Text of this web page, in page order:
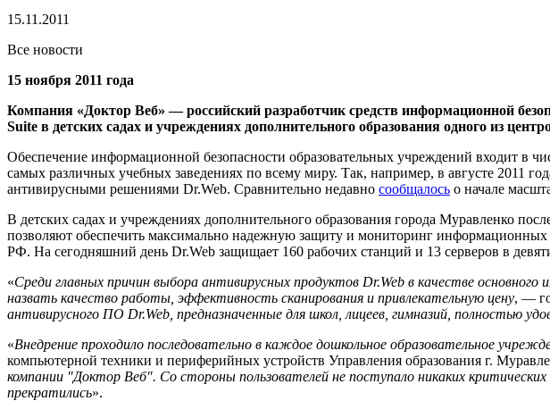
15.11.2011
Все новости
15 ноября 2011 года
Компания «Доктор Веб» — российский разработчик средств информационной
Suite в детских садах и учреждениях дополнительного образования одного из
Обеспечение информационной безопасности образовательных учреждений входит в
самых различных учебных заведениях по всему миру. Так, например, в августе 2011
антивирусными решениями Dr.Web. Сравнительно недавно сообщалось о начале
В детских садах и учреждениях дополнительного образования города Муравленко
позволяют обеспечить максимально надежную защиту и мониторинг
РФ. На сегодняшний день Dr.Web защищает 160 рабочих станций и 13 серверов в
«Среди главных причин выбора антивирусных продуктов Dr.Web в качестве
назвать качество работы, эффективность сканирования и привлекательную цену, —
антивирусного ПО Dr.Web, предназначенные для школ, лицеев, гимназий, полностью
«Внедрение проходило последовательно в каждое дошкольное образовательное
компьютерной техники и периферийных устройств Управления образования г.
компании "Доктор Веб". Со стороны пользователей не поступало никаких
прекратились».